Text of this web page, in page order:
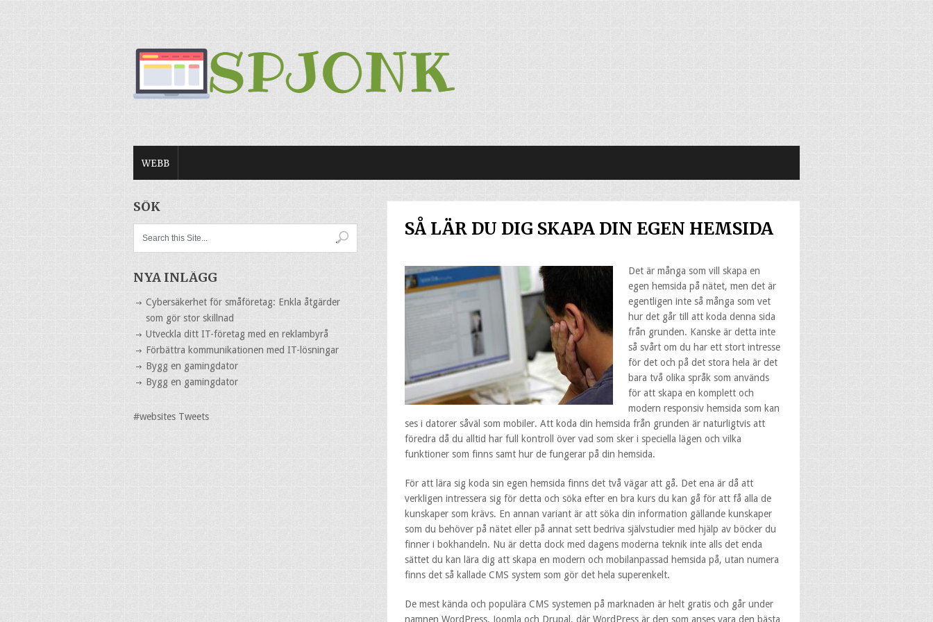
WEBB
SÅ LÄR DU DIG SKAPA DIN EGEN HEMSIDA
Det är många som vill skapa en
egen hemsida på nätet, men det är
egentligen inte så många som vet
hur det går till att koda denna sida
från grunden. Kanske är detta inte
så svårt om du har ett stort intresse
för det och på det stora hela är det
bara två olika språk som används
för att skapa en komplett och
modern responsiv hemsida som kan
ses i datorer såväl som mobiler. Att koda din hemsida från grunden är naturligtvis att
föredra då du alltid har full kontroll över vad som sker i speciella lägen och vilka
funktioner som finns samt hur de fungerar på din hemsida.
För att lära sig koda sin egen hemsida finns det två vägar att gå. Det ena är då att
verkligen intressera sig för detta och söka efter en bra kurs du kan gå för att få alla de
kunskaper som krävs. En annan variant är att söka din information gällande kunskaper
som du behöver på nätet eller på annat sett bedriva självstudier med hjälp av böcker du
finner i bokhandeln. Nu är detta dock med dagens moderna teknik inte alls det enda
sättet du kan lära dig att skapa en modern och mobilanpassad hemsida på, utan numera
finns det så kallade CMS system som gör det hela superenkelt.
De mest kända och populära CMS systemen på marknaden är helt gratis och går under
namnen WordPress, Joomla och Drupal, där WordPress är den som anses vara den bästa
SÖK
NYA INLÄGG
Cybersäkerhet för småföretag: Enkla åtgärder
som gör stor skillnad
Utveckla ditt IT-företag med en reklambyrå
Förbättra kommunikationen med IT-lösningar
Bygg en gamingdator
Bygg en gamingdator
#websites Tweets